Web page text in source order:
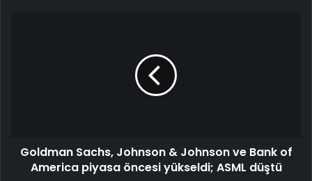
Goldman Sachs, Johnson & Johnson ve Bank of
America piyasa öncesi yükseldi; ASML düştü